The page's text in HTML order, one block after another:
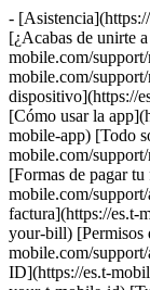
- [Asistencia](https://es.t-mobile.com/support) - [Comienza](#) - [¿Acabas de unirte a T-Mobile?](https://es.t-mobile.com/support/new-to-tmobile) [Cambiarse es fácil](https://es.t-mobile.com/support/new-to-tmobile/family-freedom) [Configura tu dispositivo](https://es.t-mobile.com/support/new-to-tmobile/device) [Cómo usar la app](https://es.t-mobile.com/support/plans-features/t-mobile-app) [Todo sobre cómo comenzar](https://es.t-mobile.com/support/new-to-tmobile) - [Recursos de la cuenta](#) - [Formas de pagar tu factura](https://es.t-mobile.com/support/account/pay-your-bill) [Todo acerca de tu factura](https://es.t-mobile.com/support/account/whats-impacting-your-bill) [Permisos de la línea](https://es.t-mobile.com/support/account/set-online-permissions) [Tu T-Mobile ID](https://es.t-mobile.com/support/account/set-up-and-manage-your-t-mobile-id) [Tu PIN/código de acceso](https://es.t-mobile.com/support/account/update-your-customer-pinpasscode) [Todo sobre recursos de la cuenta](https://es.t-mobile.com/support/account) - [Red y roaming](#) - [Red de T-Mobile](https://es.t-mobile.com/support/coverage/t-mobile-network) [Mensajes y wifi en los vuelos](https://es.t-mobile.com/support/coverage/t-mobile-in-flight-texting-and-wi-fi) [Llamadas wifi](https://es.t-mobile.com/support/coverage/wi-fi-calling-from-t-mobile) [Roaming internacional](https://es.t-mobile.com/support/coverage/international-roaming-services) [Mobile Without Borders](https://es.t-mobile.com/support/coverage/mobile-without-borders) [Todo sobre red y roaming](https://es.t-mobile.com/support/coverage) - [Asistencia de planes](#) - [Encuentra el plan ideal](https://es.t-mobile.com/support/plans-features/find-the-right-plan-for-you) [Netflix por cuenta nuestra](https://es.t-mobile.com/support/plans-features/netflix-on-us) [Planes hotspot](https://es.t-mobile.com/support/plans-features/mobile-internet-plans-for-hotspots) [Correo de voz](https://es.t-mobile.com/support/plans-features/voicemail) [Usa el Hotspot móvil](https://es.t-mobile.com/support/plans-features/smartphone-mobile-hotspot-wi-fi-sharing--tethering) [Todo sobre asistencia de planes](https://es.t-mobile.com/support/plans-features) - [Asistencia de dispositivo](#) - [Tutoriales](https://es.t-mobile.com/support/tutorials) [Resolución de problemas](https://es.t-mobile.com/support/phones-tablets-devices/troubleshooting) [Desbloquear tu dispositivo](https://es.t-mobile.com/support/devices/unlock-your-mobile-wireless-device) [Protege tu dispositivo](https://es.t-mobile.com/support/devices/protectionandlt360andgt-and-device-protection) [Tarjeta SIM e eSIM](https://es.t-mobile.com/support/devices/sim-esim) [Asistencia para dispositivos](https://es.t-mobile.com/support/phones-tablets-devices) - [Asistencia para empresas](#) - [Obtén T-Mobile para Empresas](https://es.t-mobile.com/support/business/new-to-business) [Facturación y pagos](https://es.t-mobile.com/support/business/billing) [Administra tu cuenta](https://